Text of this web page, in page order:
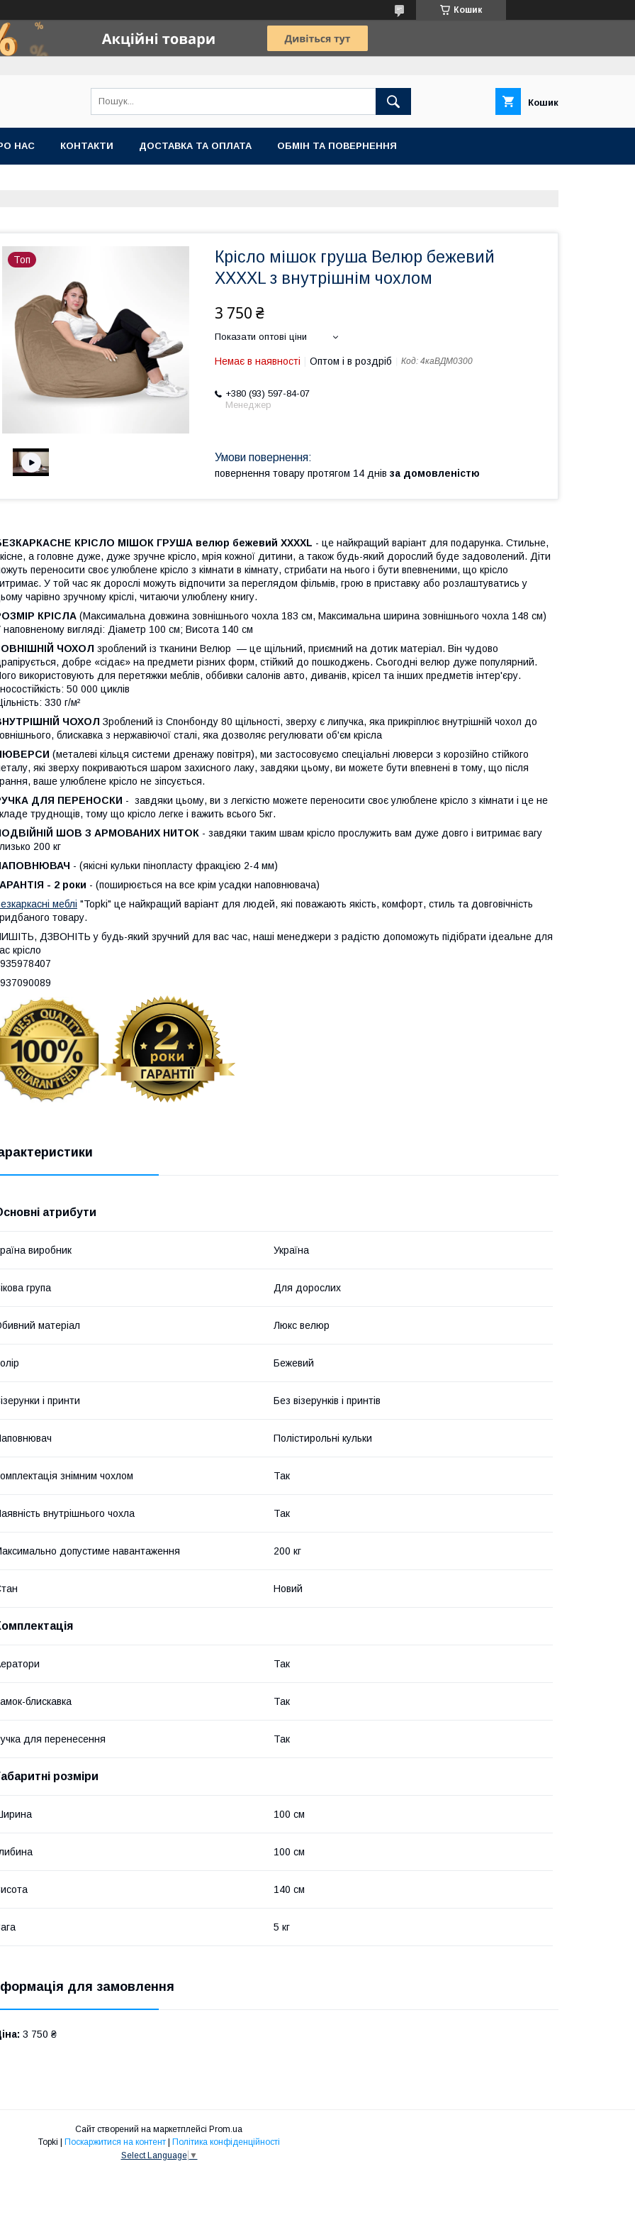
Кошик
Кошик
НАС КОНТАКТИ ДОСТАВКА ТА ОПЛАТА ОБМІН ТА ПОВЕРНЕННЯ
Топ
Крісло мішок груша Велюр бежевий
XXXXL з внутрішнім чохлом
3 750 ₴
Показати оптові ціни
Немає в наявності Оптом і в роздріб Код: 4каВДМ0300
+380 (93) 597-84-07
Менеджер
повернення товару протягом 14 днів за домовленістю
КРІСЛО МІШОК ГРУША велюр бежевий XXXXL - це найкращий варіант для подарунка. Стильне,
а головне дуже, дуже зручне крісло, мрія кожної дитини, а також будь-який дорослий буде задоволений. Діти
переносити своє улюблене крісло з кімнати в кімнату, стрибати на нього і бути впевненими, що крісло
У той час як дорослі можуть відпочити за переглядом фільмів, грою в приставку або розлаштуватись у
чарівно зручному кріслі, читаючи улюблену книгу.
КРІСЛА (Максимальна довжина зовнішнього чохла 183 см, Максимальна ширина зовнішнього чохла 148 см)
наповненому вигляді: Діаметр 100 см; Висота 140 см
ЧОХОЛ зроблений із тканини Велюр — це щільний, приємний на дотик матеріал. Він чудово
добре «сідає» на предмети різних форм, стійкий до пошкоджень. Сьогодні велюр дуже популярний.
використовують для перетяжки меблів, оббивки салонів авто, диванів, крісел та інших предметів інтер'єру.
50 000 циклів
330 г/м²
ЧОХОЛ Зроблений із Спонбонду 80 щільності, зверху є липучка, яка прикріплює внутрішній чохол до
блискавка з нержавіючої сталі, яка дозволяє регулювати об'єм крісла
(металеві кільця системи дренажу повітря), ми застосовуємо спеціальні люверси з корозійно стійкого
які зверху покриваються шаром захисного лаку, завдяки цьому, ви можете бути впевнені в тому, що після
ваше улюблене крісло не зіпсується.
ДЛЯ ПЕРЕНОСКИ - завдяки цьому, ви з легкістю можете переносити своє улюблене крісло з кімнати і це не
труднощів, тому що крісло легке і важить всього 5кг.
ШОВ З АРМОВАНИХ НИТОК - завдяки таким швам крісло прослужить вам дуже довго і витримає вагу
200 кг
- (якісні кульки пінопласту фракцією 2-4 мм)
- 2 роки - (поширюється на все крім усадки наповнювача)
меблі "Topki" це найкращий варіант для людей, які поважають якість, комфорт, стиль та довговічність
товару.
ДЗВОНІТЬ у будь-який зручний для вас час, наші менеджери з радістю допоможуть підібрати ідеальне для
крісло
атрибути
виробник Україна
група Для дорослих
матеріал Люкс велюр
Бежевий
і принти Без візерунків і принтів
Полістирольні кульки
знімним чохлом Так
внутрішнього чохла Так
допустиме навантаження 200 кг
Новий
Так
блискавка Так
для перенесення Так
розміри
100 см
100 см
140 см
5 кг
для замовлення
3 750 ₴
Сайт створений на маркетплейсі Prom.ua
Topki | Поскаржитися на контент | Політика конфіденційності
Select Language ▼